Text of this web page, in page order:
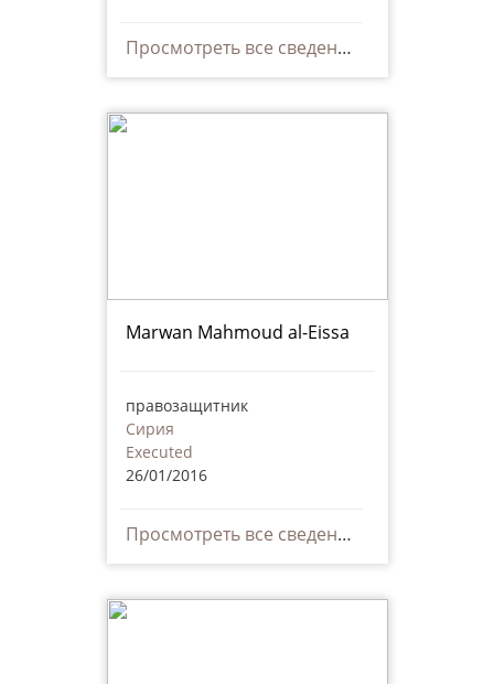
Просмотреть все сведения
Marwan Mahmoud al-Eissa
правозащитник
Сирия
Executed
26/01/2016
Просмотреть все сведения